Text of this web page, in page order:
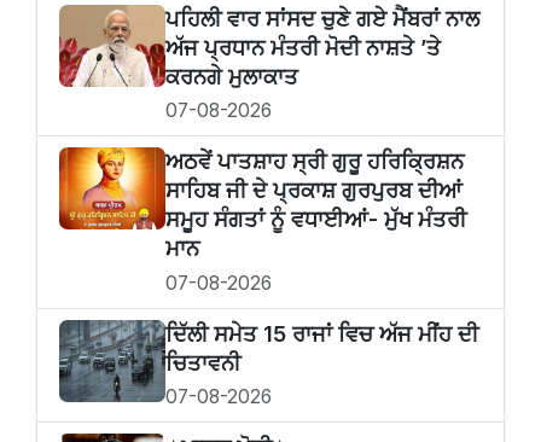
ਪਹਿਲੀ ਵਾਰ ਸਾਂਸਦ ਚੁਣੇ ਗਏ ਮੈਂਬਰਾਂ ਨਾਲ
ਅੱਜ ਪ੍ਰਧਾਨ ਮੰਤਰੀ ਮੋਦੀ ਨਾਸ਼ਤੇ ’ਤੇ
ਕਰਨਗੇ ਮੁਲਾਕਾਤ
07-08-2026
ਅਠਵੇਂ ਪਾਤਸ਼ਾਹ ਸ੍ਰੀ ਗੁਰੂ ਹਰਿਕ੍ਰਿਸ਼ਨ
ਸਾਹਿਬ ਜੀ ਦੇ ਪ੍ਰਕਾਸ਼ ਗੁਰਪੁਰਬ ਦੀਆਂ
ਸਮੂਹ ਸੰਗਤਾਂ ਨੂੰ ਵਧਾਈਆਂ- ਮੁੱਖ ਮੰਤਰੀ
ਮਾਨ
07-08-2026
ਦਿੱਲੀ ਸਮੇਤ 15 ਰਾਜਾਂ ਵਿਚ ਅੱਜ ਮੀਂਹ ਦੀ
ਚਿਤਾਵਨੀ
07-08-2026